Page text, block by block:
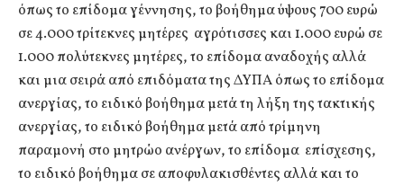
όπως το επίδομα γέννησης, το βοήθημα ύψους 700 ευρώ
σε 4.000 τρίτεκνες μητέρες αγρότισσες και 1.000 ευρώ σε
1.000 πολύτεκνες μητέρες, το επίδομα αναδοχής αλλά
και μια σειρά από επιδόματα της ΔΥΠΑ όπως το επίδομα
ανεργίας, το ειδικό βοήθημα μετά τη λήξη της τακτικής
ανεργίας, το ειδικό βοήθημα μετά από τρίμηνη
παραμονή στο μητρώο ανέργων, το επίδομα επίσχεσης,
το ειδικό βοήθημα σε αποφυλακισθέντες αλλά και το